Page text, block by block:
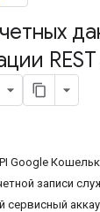
Google
записи
сервисный